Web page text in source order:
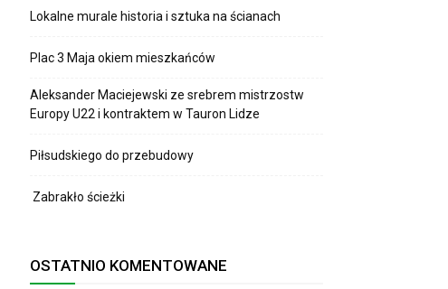
Lokalne murale historia i sztuka na ścianach
Plac 3 Maja okiem mieszkańców
Aleksander Maciejewski ze srebrem mistrzostw
Europy U22 i kontraktem w Tauron Lidze
Piłsudskiego do przebudowy
Zabrakło ścieżki
OSTATNIO KOMENTOWANE